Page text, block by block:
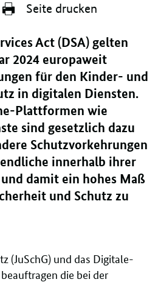
Seite drucken
Act (DSA) gelten
2024 europaweit
für den Kinder- und
in digitalen Diensten.
Plattformen wie
sind gesetzlich dazu
Schutzvorkehrungen
innerhalb ihrer
damit ein hohes Maß
und Schutz zu
(JuSchG) und das Digitale-
die bei der